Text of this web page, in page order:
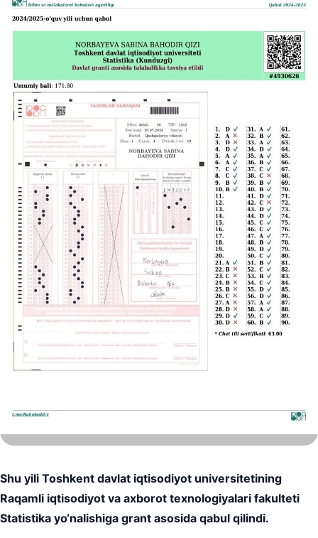
Shu yili Toshkent davlat iqtisodiyot universitetining
Raqamli iqtisodiyot va axborot texnologiyalari fakulteti
Statistika yo‘nalishiga grant asosida qabul qilindi.